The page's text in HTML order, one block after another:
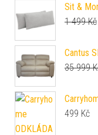
Sit &
1 499Kč
Cantus
35 999
499 Kč